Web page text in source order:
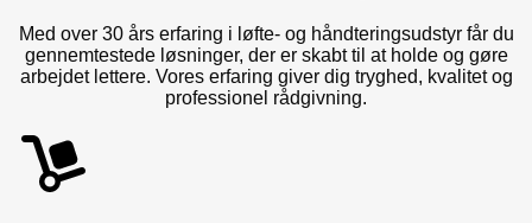
Med over 30 års erfaring i løfte- og håndteringsudstyr får du
gennemtestede løsninger, der er skabt til at holde og gøre
arbejdet lettere. Vores erfaring giver dig tryghed, kvalitet og
professionel rådgivning.